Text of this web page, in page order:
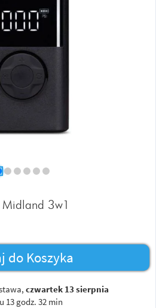
Midland 3w1
do Koszyka
czwartek 13 sierpnia
13 godz. 32 min